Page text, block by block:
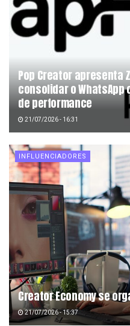
Pop Creator apresenta
consolidar o WhatsApp
de performance
21/07/2026 - 16:31
INFLUENCIADORES
Creator Economy se
21/07/2026 - 15:37